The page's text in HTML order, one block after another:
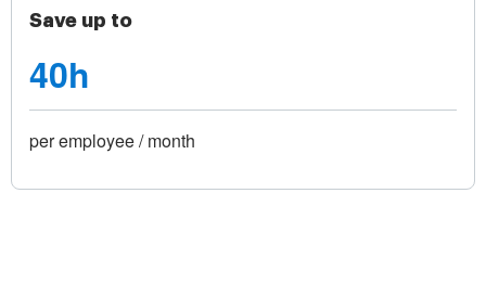
Save up to
40h
per employee / month